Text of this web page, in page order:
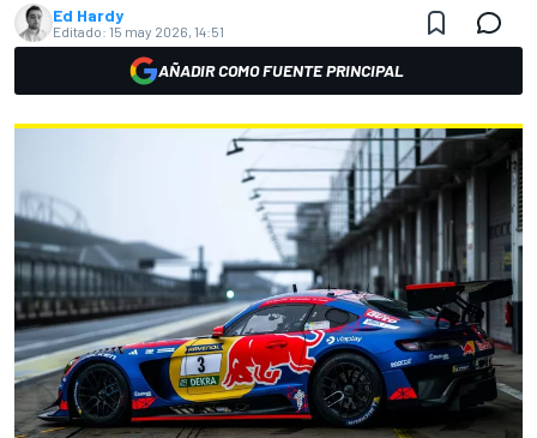
Ed Hardy
Editado: 15 may 2026, 14:51
AÑADIR COMO FUENTE PRINCIPAL